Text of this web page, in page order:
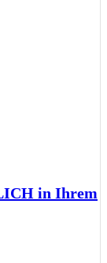
in Ihrem